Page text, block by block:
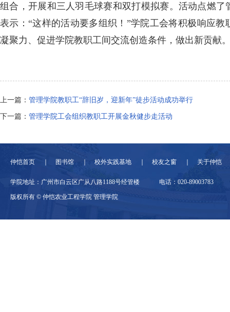
组合 ， 开展和三人羽毛球赛和双打模拟赛。 活动点燃了
表示：“这样的活动要多组织 ！ ”学院工会将积极响应教
凝聚力 、 促进学院教职工间交流创造条件 ， 做出新贡献
上一篇： 管理学院教职工“辞旧岁，迎新年”徒步活动成功举行
下一篇： 管理学院工会组织教职工开展金秋健步走活动
仲恺首页 图书馆 校外实践基地 校友之窗 关于仲恺
学院地址：广州市白云区广从八路1188号经管楼 电话：020-89003783
版权所有 © 仲恺农业工程学院 管理学院